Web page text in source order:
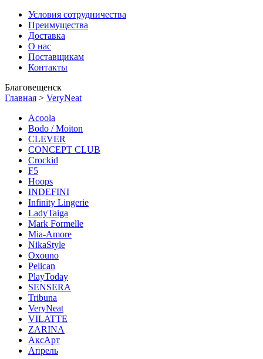
Условия сотрудничества
Преимущества
Доставка
О нас
Поставщикам
Контакты
Благовещенск
Главная > VeryNeat
Acoola
Bodo / Moiton
CLEVER
CONCEPT CLUB
Crockid
F5
Hoops
INDEFINI
Infinity Lingerie
LadyTaiga
Mark Formelle
Mia-Amore
NikaStyle
Oxouno
Pelican
PlayToday
SENSERA
Tribuna
VeryNeat
VILATTE
ZARINA
АксАрт
Апрель